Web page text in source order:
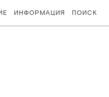
ИНФОРМАЦИЯ ПОИСК